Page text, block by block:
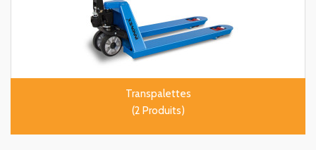
Transpalettes
(2 Produits)